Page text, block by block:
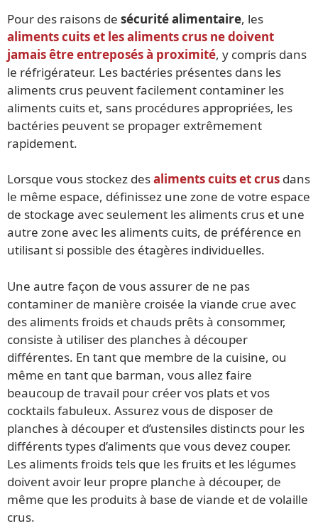
Pour des raisons de sécurité alimentaire, les
aliments cuits et les aliments crus ne doivent
jamais être entreposés à proximité, y compris dans
le réfrigérateur. Les bactéries présentes dans les
aliments crus peuvent facilement contaminer les
aliments cuits et, sans procédures appropriées, les
bactéries peuvent se propager extrêmement
rapidement.
Lorsque vous stockez desaliments cuits et crus dans
le même espace, définissez une zone de votre espace
de stockage avec seulement les aliments crus et une
autre zone avec les aliments cuits, de préférence en
utilisant si possible des étagères individuelles.
Une autre façon de vous assurer de ne pas
contaminer de manière croisée la viande crue avec
des aliments froids et chauds prêts à consommer,
consiste à utiliser des planches à découper
différentes. En tant que membre de la cuisine, ou
même en tant que barman, vous allez faire
beaucoup de travail pour créer vos plats et vos
cocktails fabuleux. Assurez vous de disposer de
planches à découper et d’ustensiles distincts pour les
différents types d’aliments que vous devez couper.
Les aliments froids tels que les fruits et les légumes
doivent avoir leur propre planche à découper, de
même que les produits à base de viande et de volaille
crus.